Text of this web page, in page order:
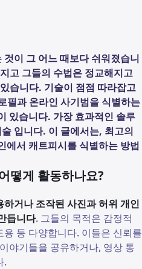
이 그 어느 때보다 쉬워졌습니
고 그들의 수법은 정교해지고
습니다. 기술이 점점 따라잡고
필과 온라인 사기범을 식별하는
있습니다. 가장 효과적인 솔루
입니다. 이 글에서는, 최고의
에서 캐트피시를 식별하는 방법
떻게 활동하나요?
하거나 조작된 사진과 허위 개인
듭니다. 그들의 목적은 감정적
등 다양합니다. 이들은 신뢰를
야기들을 공유하거나, 영상 통
.